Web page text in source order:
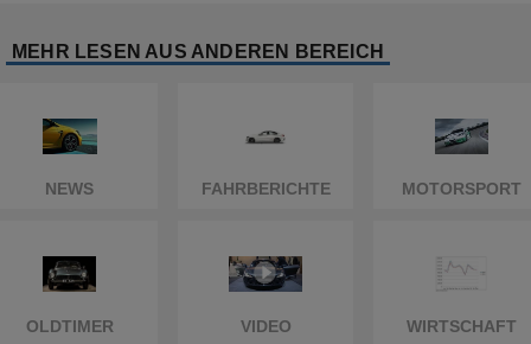
MEHR LESEN AUS ANDEREN BEREICH
NEWS FAHRBERICHTE MOTORSPORT
OLDTIMER VIDEO WIRTSCHAFT